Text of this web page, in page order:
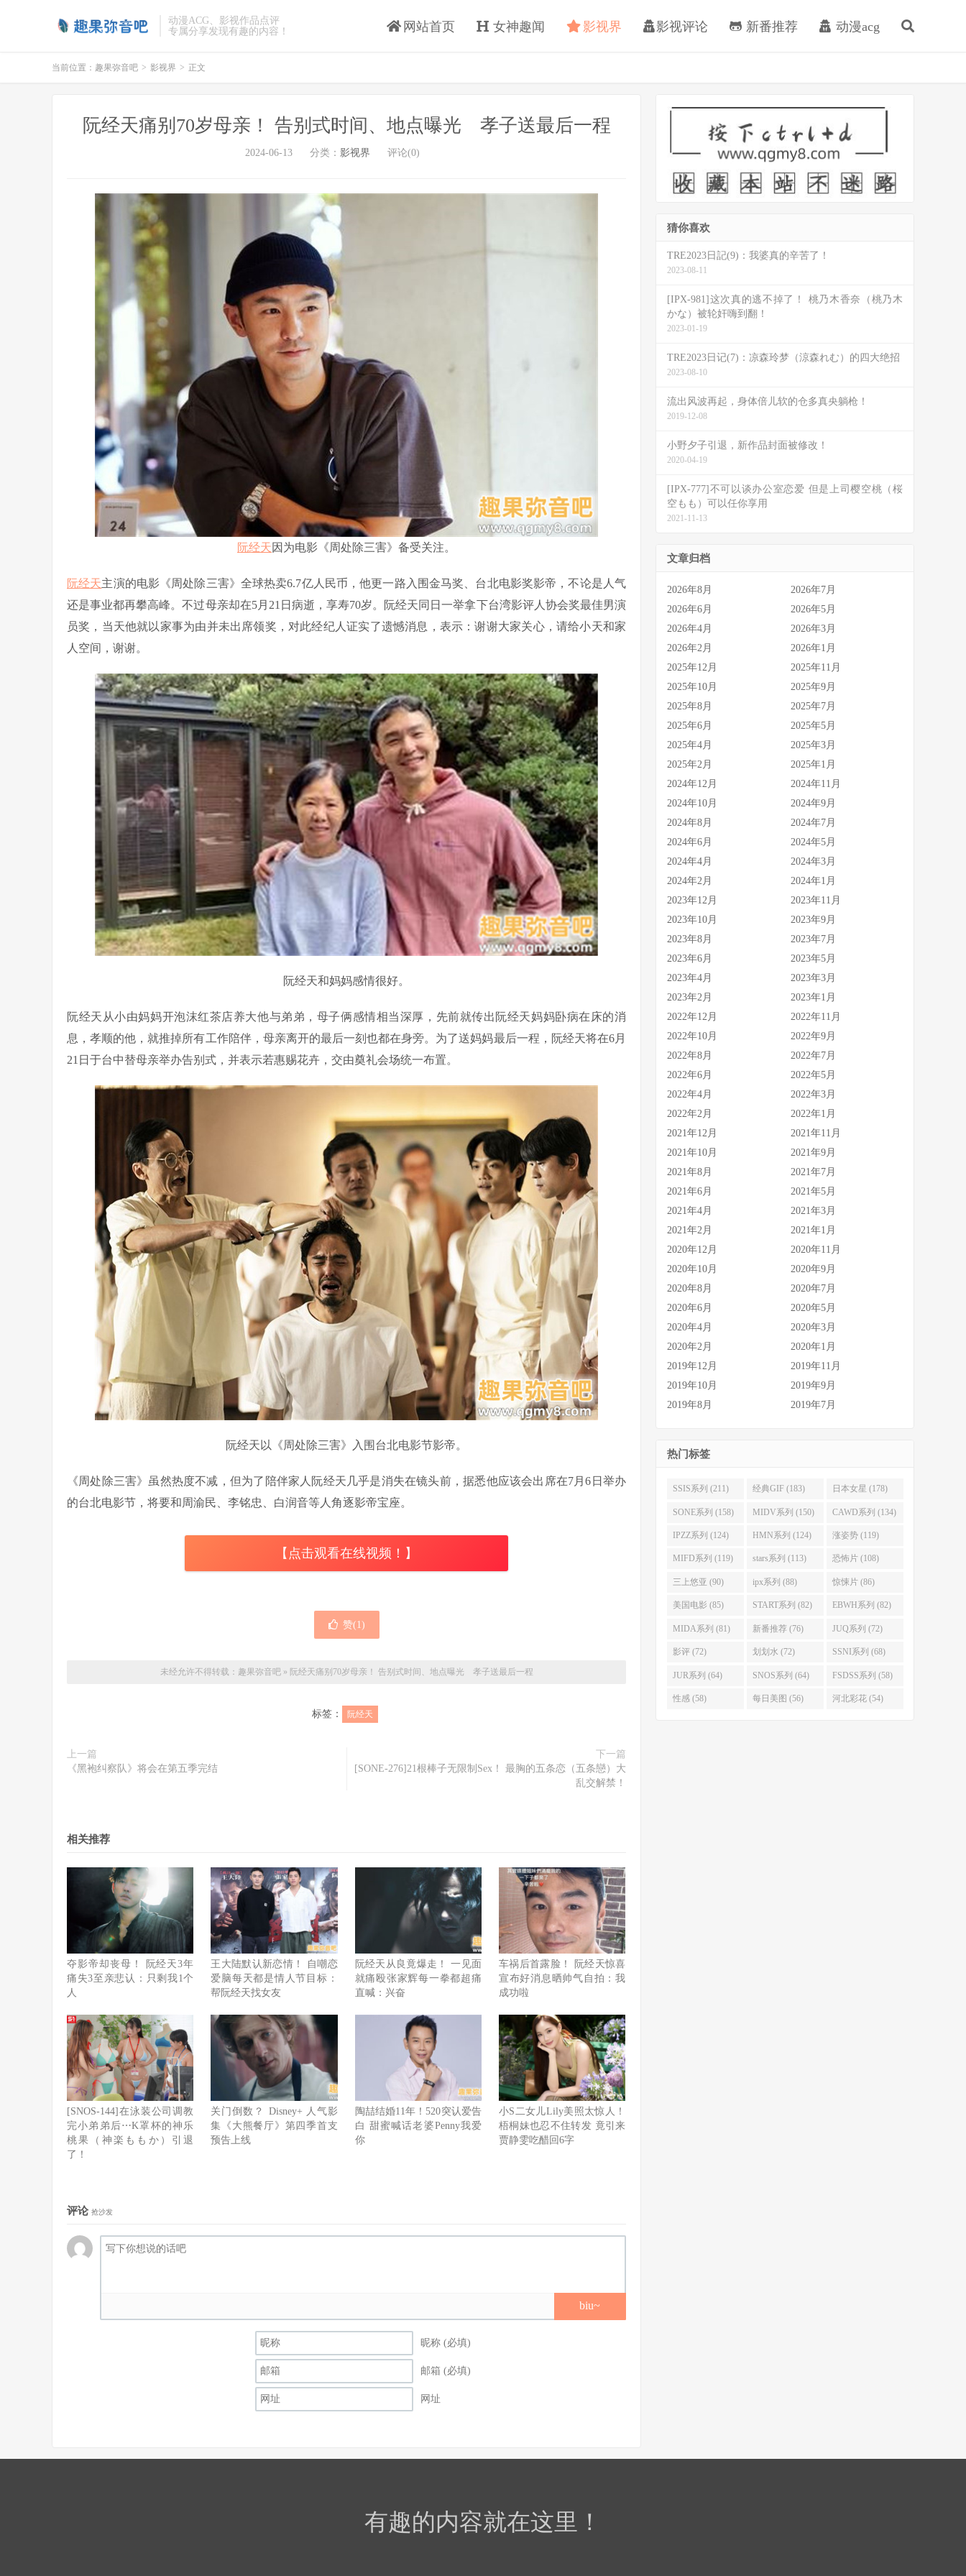
动漫ACG、影视作品点评
专属分享发现有趣的内容！
网站首页 女神趣闻 影视界 影视评论 新番推荐 动漫acg
当前位置： 趣果弥音吧 > 影视界 > 正文
阮经天痛别70岁母亲！ 告别式时间、地点曝光 孝子送最后一程
2024-06-13 分类： 影视界 评论(0)
阮经天因为电影《周处除三害》备受关注。
阮经天主演的电影《周处除三害》全球热卖6.7亿人民币，他更一路入围金马奖、台北电影奖影帝，不论是人气
还是事业都再攀高峰。不过母亲却在5月21日病逝，享寿70岁。阮经天同日一举拿下台湾影评人协会奖最佳男演
员奖，当天他就以家事为由并未出席领奖，对此经纪人证实了遗憾消息，表示：谢谢大家关心，请给小天和家
人空间，谢谢。
阮经天和妈妈感情很好。
阮经天从小由妈妈开泡沫红茶店养大他与弟弟，母子俩感情相当深厚，先前就传出阮经天妈妈卧病在床的消
息，孝顺的他，就推掉所有工作陪伴，母亲离开的最后一刻也都在身旁。为了送妈妈最后一程，阮经天将在6月
21日于台中替母亲举办告别式，并表示若惠赐花卉，交由奠礼会场统一布置。
阮经天以《周处除三害》入围台北电影节影帝。
《周处除三害》虽然热度不减，但为了陪伴家人阮经天几乎是消失在镜头前，据悉他应该会出席在7月6日举办
的台北电影节，将要和周渝民、李铭忠、白润音等人角逐影帝宝座。
【点击观看在线视频！】
赞(1)
未经允许不得转载： 趣果弥音吧» 阮经天痛别70岁母亲！ 告别式时间、地点曝光 孝子送最后一程
标签： 阮经天
上一篇
《黑袍纠察队》将会在第五季完结
下一篇
[SONE-276]21根棒子无限制Sex！ 最胸的五条恋（五条戀）大
乱交解禁！
相关推荐
夺影帝却丧母！ 阮经天3年
痛失3至亲悲认：只剩我1个
人
王大陆默认新恋情！ 自嘲恋
爱脑每天都是情人节目标：
帮阮经天找女友
阮经天从良竟爆走！ 一见面
就痛殴张家辉每一拳都超痛
直喊：兴奋
车祸后首露脸！ 阮经天惊喜
宣布好消息晒帅气自拍：我
成功啦
[SNOS-144]在泳装公司调教
完小弟弟后⋯K罩杯的神乐
桃果（神楽ももか）引退
了！
关门倒数？ Disney+ 人气影
集《大熊餐厅》第四季首支
预告上线
陶喆结婚11年！520突认爱告
白 甜蜜喊话老婆Penny我爱
你
小S二女儿Lily美照太惊人！
梧桐妹也忍不住转发 竟引来
贾静雯吃醋回6字
评论 抢沙发
biu~
昵称 (必填)
邮箱 (必填)
网址
猜你喜欢
TRE2023日記(9)：我婆真的辛苦了！
2023-08-11
[IPX-981]这次真的逃不掉了！ 桃乃木香奈（桃乃木
かな）被轮奸嗨到翻！
2023-01-19
TRE2023日记(7)：凉森玲梦（涼森れむ）的四大绝招
2023-08-10
流出风波再起，身体倍儿软的仓多真央躺枪！
2019-12-08
小野夕子引退，新作品封面被修改！
2020-04-19
[IPX-777]不可以谈办公室恋爱 但是上司樱空桃（桜
空もも）可以任你享用
2021-11-13
文章归档
2026年8月
2026年7月
2026年6月
2026年5月
2026年4月
2026年3月
2026年2月
2026年1月
2025年12月
2025年11月
2025年10月
2025年9月
2025年8月
2025年7月
2025年6月
2025年5月
2025年4月
2025年3月
2025年2月
2025年1月
2024年12月
2024年11月
2024年10月
2024年9月
2024年8月
2024年7月
2024年6月
2024年5月
2024年4月
2024年3月
2024年2月
2024年1月
2023年12月
2023年11月
2023年10月
2023年9月
2023年8月
2023年7月
2023年6月
2023年5月
2023年4月
2023年3月
2023年2月
2023年1月
2022年12月
2022年11月
2022年10月
2022年9月
2022年8月
2022年7月
2022年6月
2022年5月
2022年4月
2022年3月
2022年2月
2022年1月
2021年12月
2021年11月
2021年10月
2021年9月
2021年8月
2021年7月
2021年6月
2021年5月
2021年4月
2021年3月
2021年2月
2021年1月
2020年12月
2020年11月
2020年10月
2020年9月
2020年8月
2020年7月
2020年6月
2020年5月
2020年4月
2020年3月
2020年2月
2020年1月
2019年12月
2019年11月
2019年10月
2019年9月
2019年8月
2019年7月
热门标签
SSIS系列 (211) 经典GIF (183) 日本女星 (178)
SONE系列 (158) MIDV系列 (150) CAWD系列 (134)
IPZZ系列 (124) HMN系列 (124) 涨姿势 (119)
MIFD系列 (119) stars系列 (113) 恐怖片 (108)
三上悠亚 (90) ipx系列 (88) 惊悚片 (86)
美国电影 (85) START系列 (82) EBWH系列 (82)
MIDA系列 (81) 新番推荐 (76) JUQ系列 (72)
影评 (72) 划划水 (72) SSNI系列 (68)
JUR系列 (64) SNOS系列 (64) FSDSS系列 (58)
性感 (58) 每日美图 (56) 河北彩花 (54)
有趣的内容就在这里！